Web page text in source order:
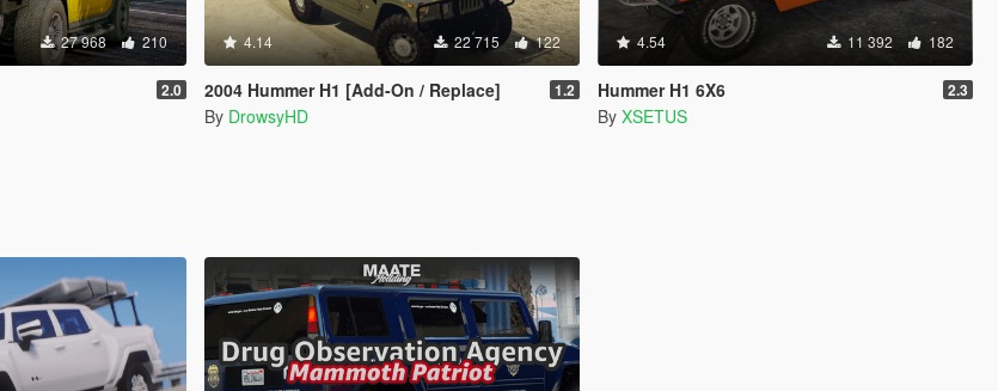
27 968 210
2.0
4.14 22 715 122
2004 Hummer H1 [Add-On / Replace] 1.2
By DrowsyHD
4.54 11 392 182
Hummer H1 6X6 2.3
By XSETUS